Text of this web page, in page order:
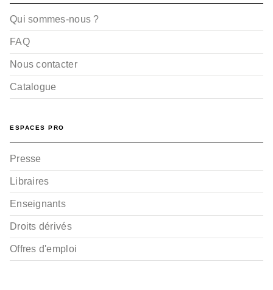
Qui sommes-nous ?
FAQ
Nous contacter
Catalogue
ESPACES PRO
Presse
Libraires
Enseignants
Droits dérivés
Offres d'emploi